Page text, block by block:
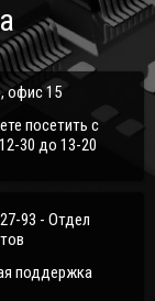
офис 15
посетить с
30 до 13-20
93 - Отдел
поддержка